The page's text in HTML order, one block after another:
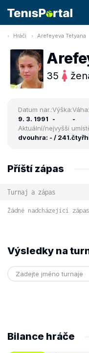
Hráči Arefeyeva Tetyana
35
Datum nar.:
9. 3. 1991
Výška:
-
Váha:
-
Aktuální/nejvyšší
dvouhra: - / 241.
Příští zápas
Turnaj a zápas
Žádné nadcházející
Výsledky na
Bilance hráče